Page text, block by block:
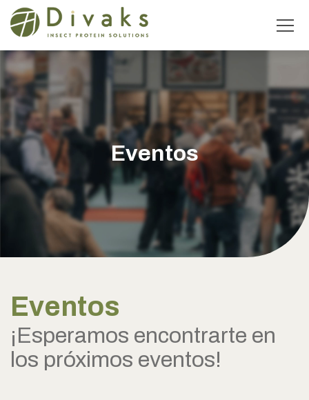
Eventos
Eventos
¡Esperamos encontrarte en
los próximos eventos!